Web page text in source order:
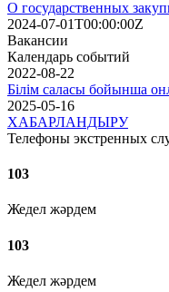
О государственных
2024-07-01T00:00:00Z
Вакансии
Календарь событий
2022-08-22
Білім саласы бойынша
2025-05-16
ХАБАРЛАНДЫРУ
Телефоны экстренных
103
Жедел жәрдем
103
Жедел жәрдем